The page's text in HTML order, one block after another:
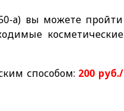
а) вы можете пройти
косметические
способом: 200 руб./